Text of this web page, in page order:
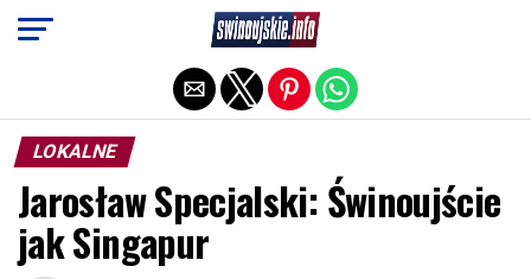
LOKALNE
Jarosław Specjalski: Świnoujście
jak Singapur
Exit mobile version